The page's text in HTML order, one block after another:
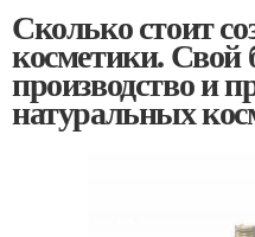
Сколько стоит
косметики. Свой
производство и
натуральных